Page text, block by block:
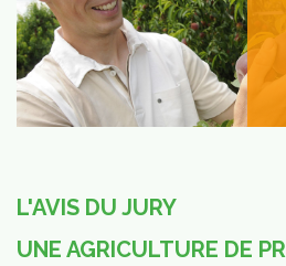
L'AVIS DU JURY
UNE AGRICULTURE DE